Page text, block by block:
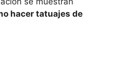
hacer tatuajes de